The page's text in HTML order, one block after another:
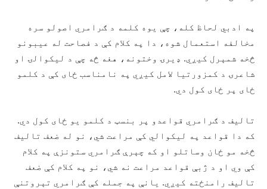
په ادبي لحاظ کله، چې یوه کلمه د ګرامري اصولو سره
مخالفه استعمال شوه، دا په کلام کې د فصاحت له عیبونو
څخه شمېرل کیږي. ډیرۍ وختونه، هغه څه چې د لیکوالۍ او
شاعرۍ د کمزورتیا لامل کیږي په نامناسب ځای کې د کلمو
ځای پر ځای کول دي.
تالیف د ګرامري قواعدو پر بنسټ د کلمو یو ځای کول دي.
که دا قواعد په لیکوالي کې مراعت شي، نو له ضعف تالیف
څخه مو ځان وساتلو او که چېرې ګرامري ستونزې په کلام
کې وي او د ژبې قواعد مراعت نه شي، نو په کلام کې ضعف
تالیف رامنځته کیږي. یانې په جمله کې ګرامري تېروتنې